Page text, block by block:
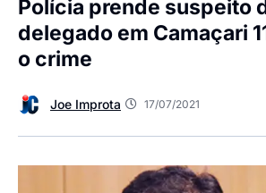
Polícia prende suspeito
delegado em Camaçari
o crime
Joe Improta 17/07/2021